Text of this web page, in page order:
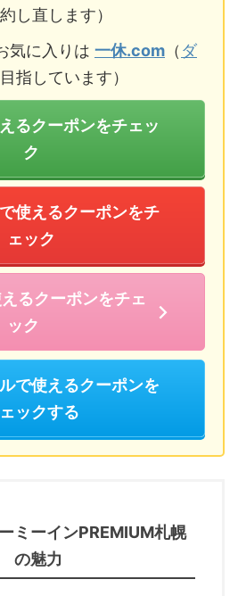
し直します）
気に入りは 一休.com （ ダ
指しています）
るクーポンをチェッ
ク
使えるクーポンをチ
ェック
るクーポンをチェ
ック
で使えるクーポンを
ックする
ミーインPREMIUM札幌
の魅力